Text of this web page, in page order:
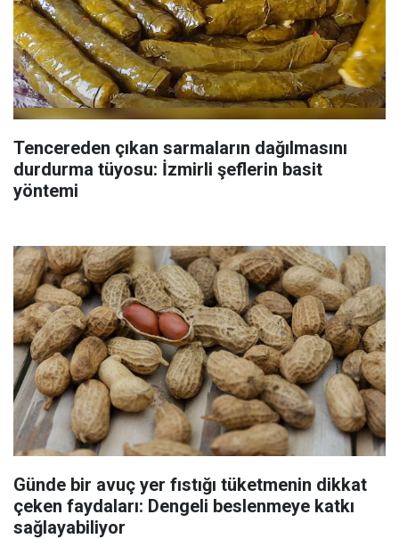
Tencereden çıkan sarmaların dağılmasını
durdurma tüyosu: İzmirli şeflerin basit
yöntemi
Günde bir avuç yer fıstığı tüketmenin dikkat
çeken faydaları: Dengeli beslenmeye katkı
sağlayabiliyor